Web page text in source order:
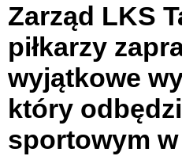
Zarząd LKS
piłkarzy
wyjątkowe
który
sportowym